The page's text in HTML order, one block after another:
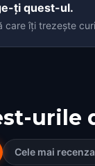
ți quest-ul.
care îți trezește
urile
Cele mai